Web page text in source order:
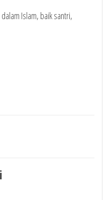
Islam, baik santri,